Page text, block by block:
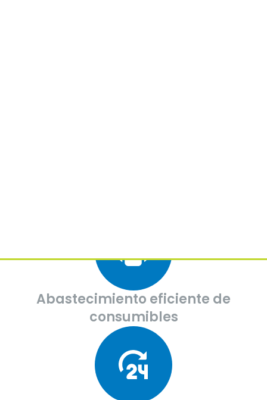
Abastecimiento eficiente de
consumibles